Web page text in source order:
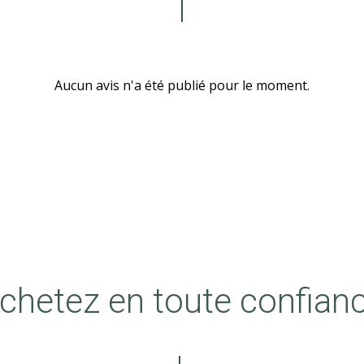
Aucun avis n'a été publié pour le moment.
en toute